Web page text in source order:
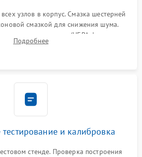
узлов в корпус. Смазка шестерней
смазкой для снижения шума.
материалов (HEPA-фильтров,
Надежная фиксация разъемов и
Подробнее
и калибровка
стенде. Проверка построения